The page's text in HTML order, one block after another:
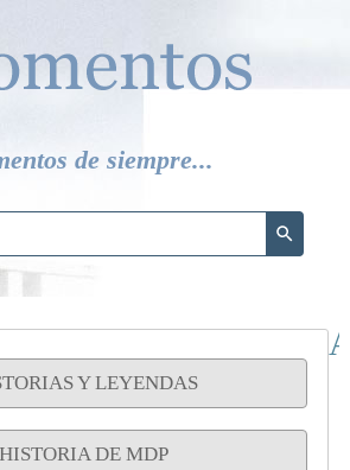
de siempre...
Y LEYENDAS
HISTORIA DE MDP